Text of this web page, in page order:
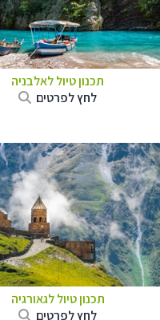
תכנון טיול לאלבניה
לחץ לפרטים
תכנון טיול לגאורגיה
לחץ לפרטים